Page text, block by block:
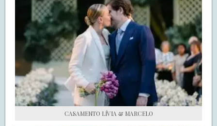
COZINHA
DECORAÇÃO
DE NOIVA PRA NOIVA
S.O.S CASADAS
FALE COM O SAY I DO
CASAMENTO LÍVIA & MARCELO